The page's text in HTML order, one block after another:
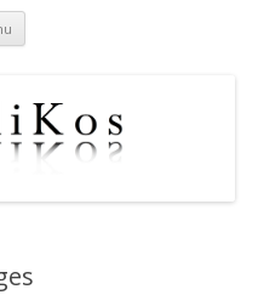
Skip
content